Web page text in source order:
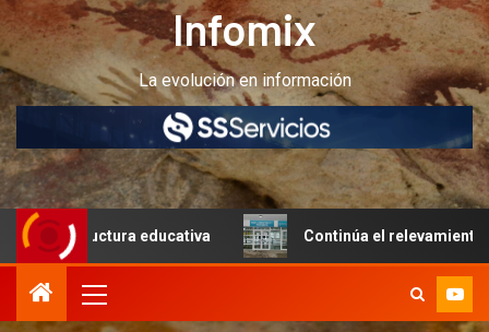
Infomix
La evolución en información
educativa Continúa el relevamiento técnico en